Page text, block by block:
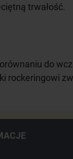
trwałość.
do